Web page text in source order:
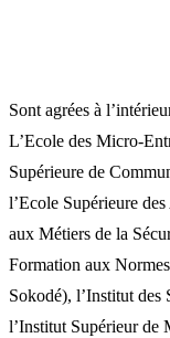
Sont agrées à
L’Ecole des Micro-
Supérieure de
l’Ecole Supérieure
aux Métiers de la
Formation aux
Sokodé), l’Institut
l’Institut Supérieur de